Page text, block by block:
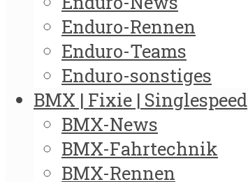
Enduro-Rennen
Enduro-Teams
Enduro-sonstiges
BMX | Fixie | Singlespeed
BMX-News
BMX-Fahrtechnik
BMX-Rennen